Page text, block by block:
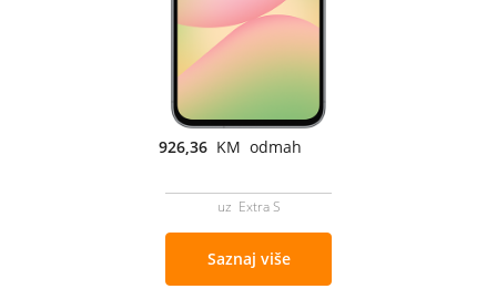
926,36 KM odmah
uz Extra S
Saznaj više